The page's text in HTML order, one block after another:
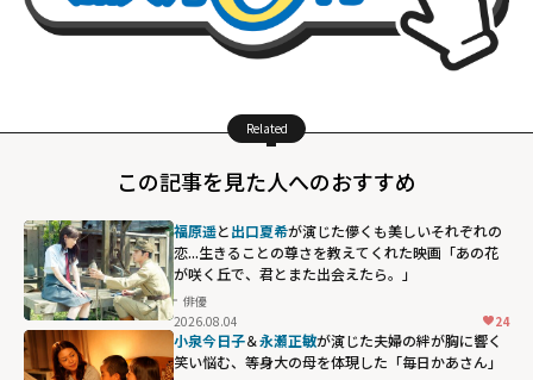
Related
この記事を見た人へのおすすめ
福原遥と出口夏希が演じた儚くも美しいそれぞれの
恋...生きることの尊さを教えてくれた映画「あの花
が咲く丘で、君とまた出会えたら。」
俳優
2026.08.04
24
小泉今日子＆永瀬正敏が演じた夫婦の絆が胸に響く――
笑い悩む、等身大の母を体現した「毎日かあさん」